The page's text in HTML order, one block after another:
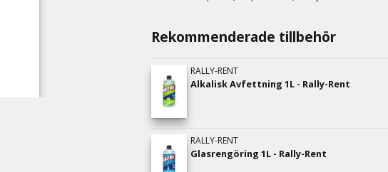
Rekommenderade tillbehör
RALLY-RENT
Alkalisk Avfettning 1L - Rally-Rent
RALLY-RENT
Glasrengöring 1L - Rally-Rent